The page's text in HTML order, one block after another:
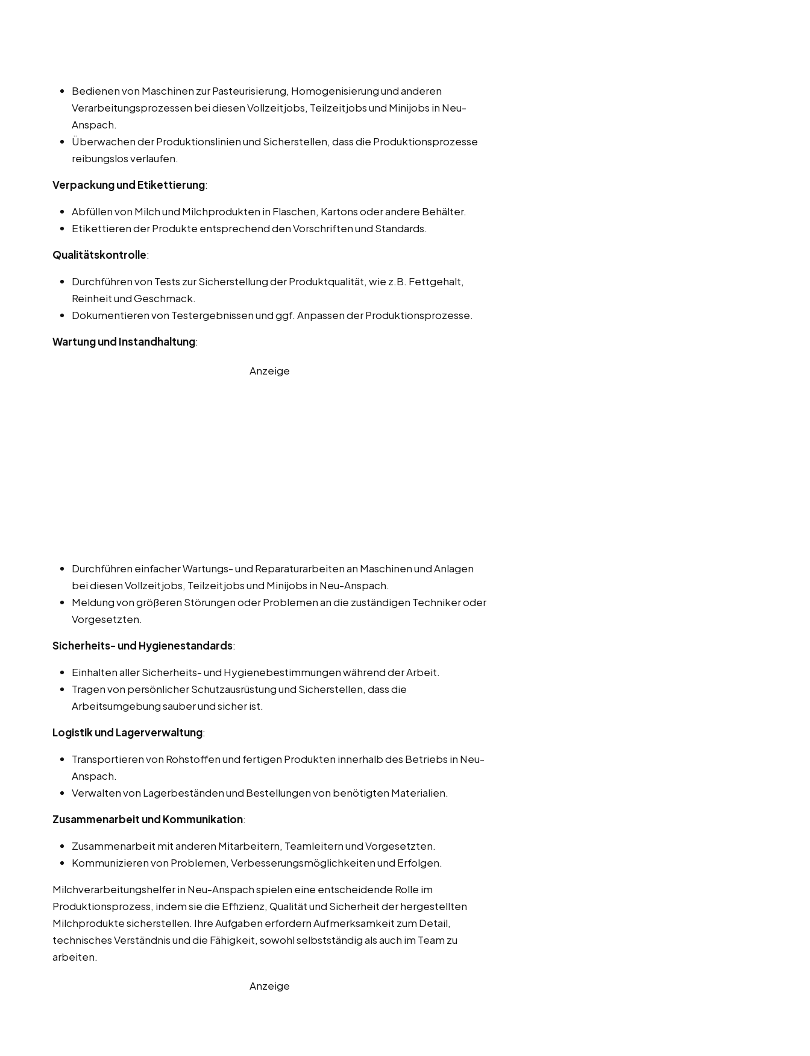
Bedienen von Maschinen zur Pasteurisierung, Homogenisierung und anderen
Verarbeitungsprozessen bei diesen Vollzeitjobs, Teilzeitjobs und Minijobs in Neu-
Anspach.
Überwachen der Produktionslinien und Sicherstellen, dass die Produktionsprozesse
reibungslos verlaufen.
Verpackung und Etikettierung:
Abfüllen von Milch und Milchprodukten in Flaschen, Kartons oder andere Behälter.
Etikettieren der Produkte entsprechend den Vorschriften und Standards.
Qualitätskontrolle:
Durchführen von Tests zur Sicherstellung der Produktqualität, wie z.B. Fettgehalt,
Reinheit und Geschmack.
Dokumentieren von Testergebnissen und ggf. Anpassen der Produktionsprozesse.
Wartung und Instandhaltung:
Anzeige
Durchführen einfacher Wartungs- und Reparaturarbeiten an Maschinen und Anlagen
bei diesen Vollzeitjobs, Teilzeitjobs und Minijobs in Neu-Anspach.
Meldung von größeren Störungen oder Problemen an die zuständigen Techniker oder
Vorgesetzten.
Sicherheits- und Hygienestandards:
Einhalten aller Sicherheits- und Hygienebestimmungen während der Arbeit.
Tragen von persönlicher Schutzausrüstung und Sicherstellen, dass die
Arbeitsumgebung sauber und sicher ist.
Logistik und Lagerverwaltung:
Transportieren von Rohstoffen und fertigen Produkten innerhalb des Betriebs in Neu-
Anspach.
Verwalten von Lagerbeständen und Bestellungen von benötigten Materialien.
Zusammenarbeit und Kommunikation:
Zusammenarbeit mit anderen Mitarbeitern, Teamleitern und Vorgesetzten.
Kommunizieren von Problemen, Verbesserungsmöglichkeiten und Erfolgen.
Milchverarbeitungshelfer in Neu-Anspach spielen eine entscheidende Rolle im
Produktionsprozess, indem sie die Effizienz, Qualität und Sicherheit der hergestellten
Milchprodukte sicherstellen. Ihre Aufgaben erfordern Aufmerksamkeit zum Detail,
technisches Verständnis und die Fähigkeit, sowohl selbstständig als auch im Team zu
arbeiten.
Anzeige